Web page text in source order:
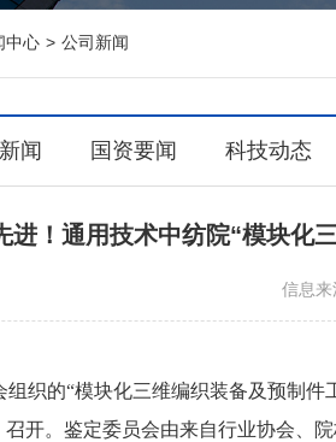
中心 > 公司新闻
闻 国资要闻 科技动态
进！通用技术中纺院“模块化
信息来
织的“模块化三维编织装备及预制
召开。鉴定委员会由来自行业协会、